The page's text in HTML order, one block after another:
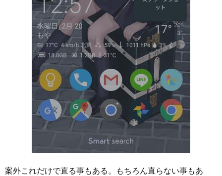
案外これだけで直る事もある。もちろん直らない事もあ